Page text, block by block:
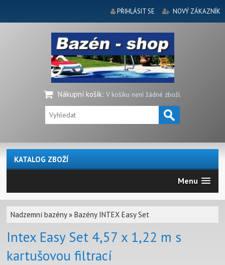
PŘIHLÁSIT SE NOVÝ ZÁKAZNÍK
Nákupní košík: V košíku není žádné zboží.
KATALOG ZBOŽÍ
Menu
Nadzemní bazény»Bazény INTEX Easy Set
Intex Easy Set 4,57 x 1,22 m s
kartušovou filtrací